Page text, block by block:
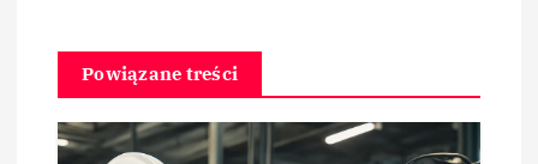
Powiązane treści